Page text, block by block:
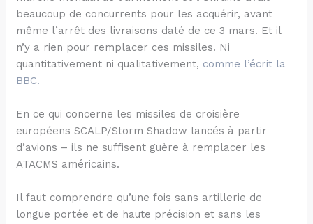
beaucoup de concurrents pour les acquérir, avant
même l’arrêt des livraisons daté de ce 3 mars. Et il
n’y a rien pour remplacer ces missiles. Ni
quantitativement ni qualitativement, comme l’écrit la
BBC.
En ce qui concerne les missiles de croisière
européens SCALP/Storm Shadow lancés à partir
d’avions – ils ne suffisent guère à remplacer les
ATACMS américains.
Il faut comprendre qu’une fois sans artillerie de
longue portée et de haute précision et sans les